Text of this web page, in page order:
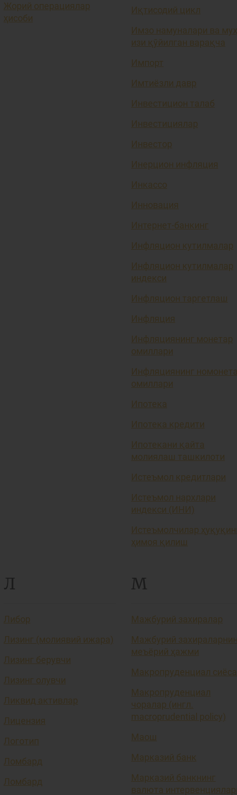
Жорий операциялар
ҳисоби
Иқтисодий цикл
Имзо намуналари ва
изи қўйилган варақча
Импорт
Имтиёзли давр
Инвестицион талаб
Инвестициялар
Инвестор
Инерцион инфляция
Инкассо
Инновация
Интернет-банкинг
Инфляцион кутилмалар
Инфляцион кутилмалар
индекси
Инфляцион таргетлаш
Инфляция
Инфляциянинг монетар
омиллари
Инфляциянинг
омиллари
Ипотека
Ипотека кредити
Ипотекани қайта
молиялаш ташкилоти
Истеъмол кредитлари
Истеъмол нархлари
индекси (ИНИ)
Истеъмолчилар
ҳимоя қилиш
Л
Либор
Лизинг (молиявий ижара)
Лизинг берувчи
Лизинг олувчи
Ликвид активлар
Лицензия
Логотип
Ломбард
Ломбард
М
Мажбурий захиралар
Мажбурий
меъёрий ҳажми
Макропруденциал
Макропруденциал
чоралар (ингл.
macroprudential policy)
Маош
Марказий банк
Марказий банкнинг
валюта